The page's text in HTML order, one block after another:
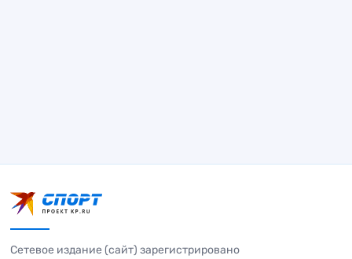
Сетевое издание (сайт) зарегистрировано